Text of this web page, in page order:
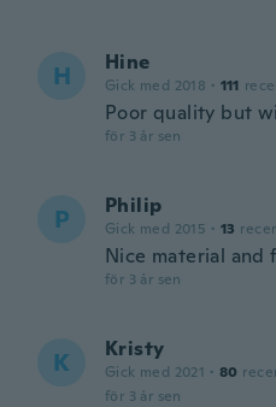
H Hine
Gick med 2018 · 111
Poor quality but
för 3 år sen
P Philip
Gick med 2015 · 13
Nice material and
för 3 år sen
K Kristy
Gick med 2021 · 80
för 3 år sen